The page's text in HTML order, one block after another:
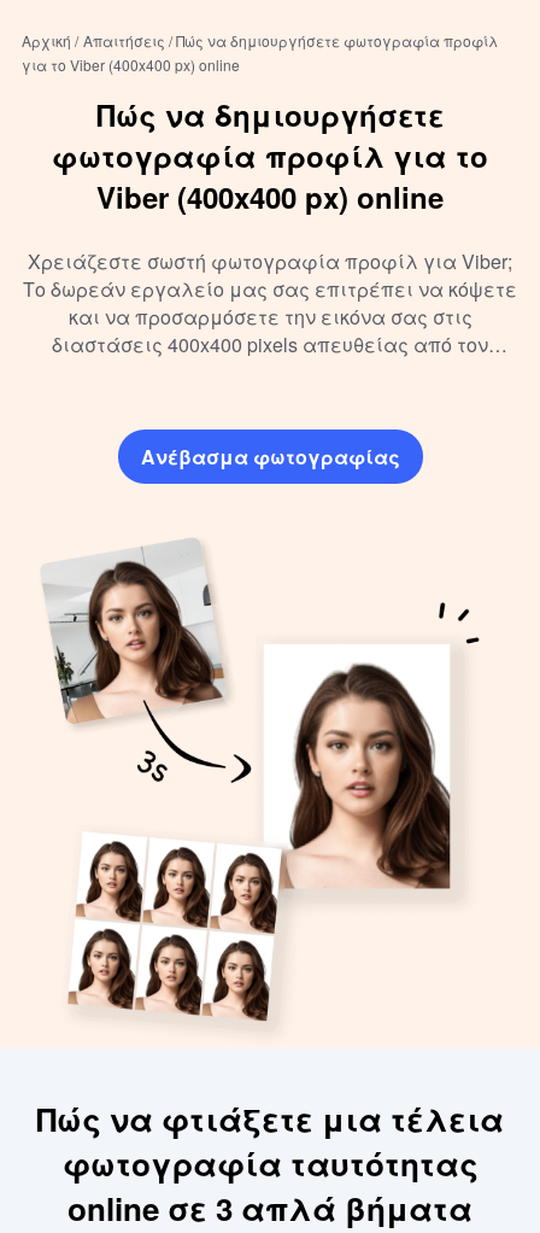
Αρχική / Απαιτήσεις /Πώς να δημιουργήσετε φωτογραφία προφίλ
για το Viber (400x400 px) online
Πώς να δημιουργήσετε
φωτογραφία προφίλ για το
Viber (400x400 px) online
Χρειάζεστε σωστή φωτογραφία προφίλ για Viber;
Το δωρεάν εργαλείο μας σας επιτρέπει να κόψετε
και να προσαρμόσετε την εικόνα σας στις
διαστάσεις 400x400 pixels απευθείας από τον
Ανέβασμα φωτογραφίας
Πώς να φτιάξετε μια τέλεια
φωτογραφία ταυτότητας
online σε 3 απλά βήματα